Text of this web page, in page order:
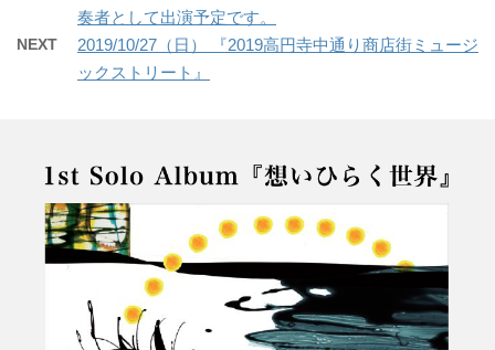
奏者として出演予定です。
NEXT
2019/10/27（日） 『2019高円寺中通り商店街ミュージ
ックストリート』